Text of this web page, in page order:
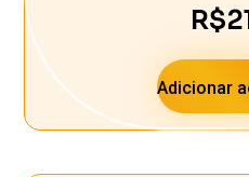
R$
Adicionar